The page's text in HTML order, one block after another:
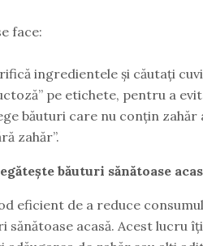
face:
ingredientele și căutați
pe etichete, pentru a
băuturi care nu conțin
zahăr”.
băuturi sănătoase
eficient de a reduce
sănătoase acasă. Acest lucru